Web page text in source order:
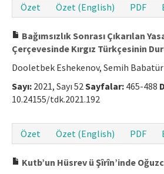
Özet
Özet (English) PDF
Bağımsızlık Sonrası Çıkarılan
Çerçevesinde Kırgız Türkçesinin
Dooletbek Eshekenov, Semih
Sayı: 2021, Sayı 52 Sayfalar: 465-488
10.24155/tdk.2021.192
Özet
Özet (English) PDF
Kutb’un Hüsrev ü Şîrîn’inde